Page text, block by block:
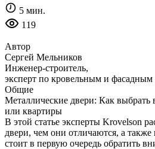
5 мин.
119
Автор
Сергей Мельников
Инженер-строитель,
эксперт по кровельным и фасадным
Общие
Металлические двери: Как выбрать
или квартиры
В этой статье эксперты Krovelson
двери, чем они отличаются, а также
стоит в первую очередь обратить